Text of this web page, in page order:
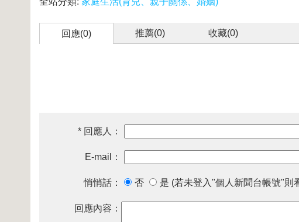
回應(0) 推薦(0) 收藏(0)
* 回應人：
E-mail：
悄悄話： 否 是 (若未登入"個人新聞台帳號"則
回應內容：